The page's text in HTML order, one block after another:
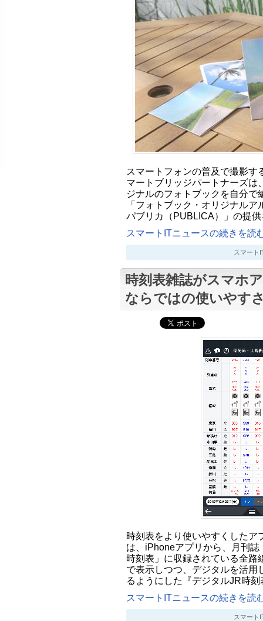
スマートフォンの普及で撮影す
マートブリッジパートナーズは
ジナルのフォトブックを自分で
「フォトブック・オリジナル
パブリカ（PUBLICA）」の提
スマートITニュースの続きを読
スマート
時刻表雑誌がスマホ
ならではの使いやす
時刻表をより使いやすくしたア
は、iPhoneアプリから、月刊
時刻表」に収録されている全路
で表示しつつ、デジタルを活用
るようにした『デジタルJR時
スマートITニュースの続きを読
スマート